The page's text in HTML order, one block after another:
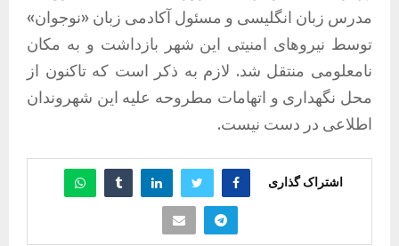
مدرس زبان انگلیسی و مسئول آکادمی زبان «نوجوان»
توسط نیروهای امنیتی این شهر بازداشت و به مکان
نامعلومی منتقل شد. لازم به ذکر است که تاکنون از
محل نگهداری و اتهامات مطروحه علیه این شهروندان
اطلاعی در دست نیست.
اشتراک گذاری